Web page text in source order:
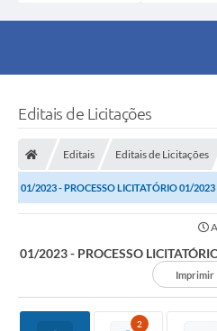
Editais de Licitações
Editais Editais de Licitações
01/2023 - PROCESSO LICITATÓRIO 01/
01/2023 - PROCESSO
Imprimir
2